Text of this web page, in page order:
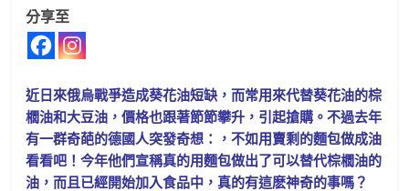
分享至
近日來俄烏戰爭造成葵花油短缺，而常用來代替葵花油的棕
櫚油和大豆油，價格也跟著節節攀升，引起搶購。不過去年
有一群奇葩的德國人突發奇想：，不如用賣剩的麵包做成油
看看吧！今年他們宣稱真的用麵包做出了可以替代棕櫚油的
油，而且已經開始加入食品中，真的有這麽神奇的事嗎？